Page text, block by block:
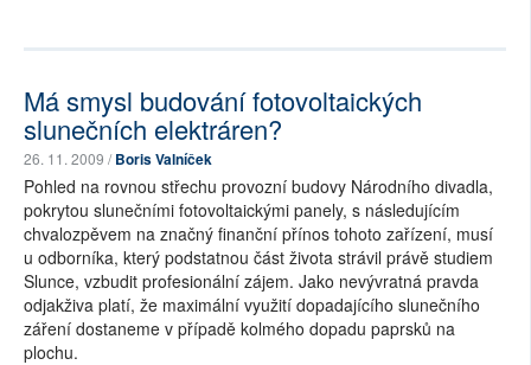
Má smysl budování fotovoltaických
slunečních elektráren?
26. 11. 2009 /Boris Valníček
Pohled na rovnou střechu provozní budovy Národního divadla,
pokrytou slunečními fotovoltaickými panely, s následujícím
chvalozpěvem na značný finanční přínos tohoto zařízení, musí
u odborníka, který podstatnou část života strávil právě studiem
Slunce, vzbudit profesionální zájem. Jako nevývratná pravda
odjakživa platí, že maximální využití dopadajícího slunečního
záření dostaneme v případě kolmého dopadu paprsků na
plochu.